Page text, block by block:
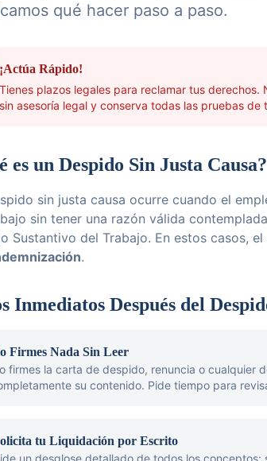
qué hacer paso a paso.
¡Actúa Rápido!
Tienes plazos legales para reclamar tus derechos.
sin asesoría legal y conserva todas las pruebas de
es un Despido Sin Justa Causa?
sin justa causa ocurre cuando el
sin tener una razón válida
Sustantivo del Trabajo. En estos casos,
.
Inmediatos Después del
Firmes Nada Sin Leer
firmes la carta de despido, renuncia o cualquier
su contenido. Pide tiempo para
tu Liquidación por Escrito